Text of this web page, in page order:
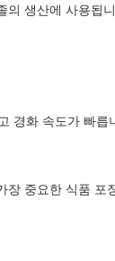
의 생산에 사용됩
경화 속도가 빠
중요한 식품 포